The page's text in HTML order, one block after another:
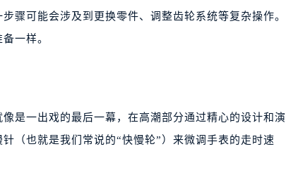
骤可能会涉及到更换零件、调整齿轮系统等复杂操作。
一样。
是一出戏的最后一幕，在高潮部分通过精心的设计和演
（也就是我们常说的“快慢轮”）来微调手表的走时速